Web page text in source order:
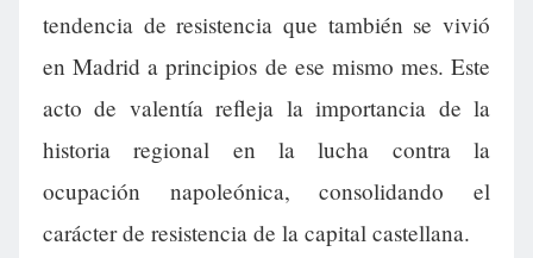
tendencia de resistencia que también se vivió
en Madrid a principios de ese mismo mes. Este
acto de valentía refleja la importancia de la
historia regional en la lucha contra la
ocupación napoleónica, consolidando el
carácter de resistencia de la capital castellana.